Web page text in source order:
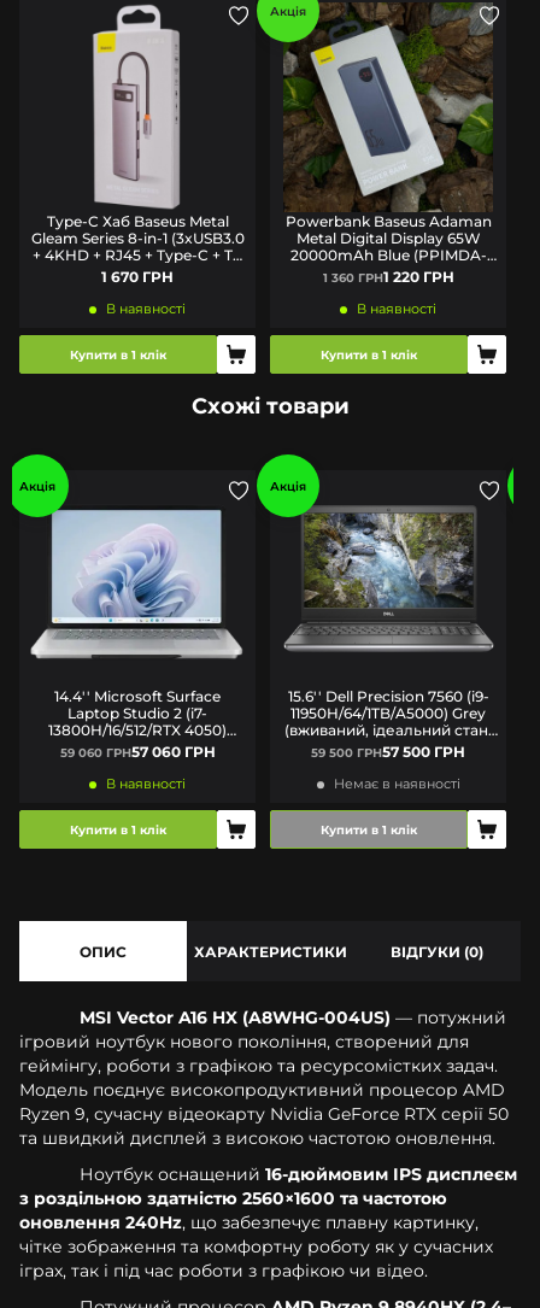
Type-C Хаб Baseus Metal
Gleam Series 8-in-1 (3xUSB3.0
+ 4KHD + RJ45 + Type-C + TF
+ SD)
1 670 ГРН
В наявності
Купити в 1 клік
Акція
Powerbank Baseus Adaman
Metal Digital Display 65W
20000mAh Blue (PPIMDA-
D03) (Вітринний зразок)
1 360 ГРН1 220 ГРН
В наявності
Купити в 1 клік
Схожі товари
Акція
14.4'' Microsoft Surface
Laptop Studio 2 (i7-
13800H/16/512/RTX 4050)
Silver (вживаний) А+
59 060 ГРН57 060 ГРН
В наявності
Купити в 1 клік
Акція
15.6'' Dell Precision 7560 (i9-
11950H/64/1TB/A5000) Grey
(вживаний, ідеальний cтан)
A
59 500 ГРН57 500 ГРН
Немає в наявності
Купити в 1 клік
ОПИС ХАРАКТЕРИСТИКИ ВІДГУКИ (0)
MSI Vector A16 HX (A8WHG-004US) — потужний
ігровий ноутбук нового покоління, створений для
геймінгу, роботи з графікою та ресурсомістких задач.
Модель поєднує високопродуктивний процесор AMD
Ryzen 9, сучасну відеокарту Nvidia GeForce RTX серії 50
та швидкий дисплей з високою частотою оновлення.
Ноутбук оснащений 16-дюймовим IPS дисплеєм
з роздільною здатністю 2560×1600 та частотою
оновлення 240Hz, що забезпечує плавну картинку,
чітке зображення та комфортну роботу як у сучасних
іграх, так і під час роботи з графікою чи відео.